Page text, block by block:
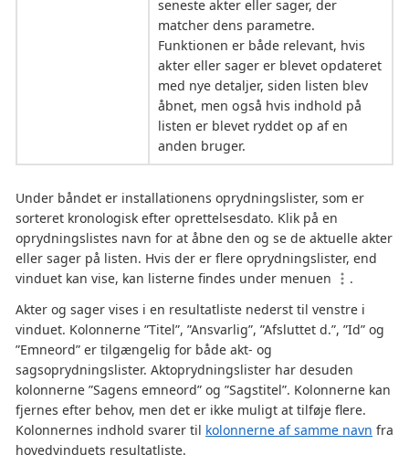
seneste akter eller sager, der
matcher dens parametre.
Funktionen er både relevant, hvis
akter eller sager er blevet opdateret
med nye detaljer, siden listen blev
åbnet, men også hvis indhold på
listen er blevet ryddet op af en
anden bruger.
Under båndet er installationens oprydningslister, som er
sorteret kronologisk efter oprettelsesdato. Klik på en
oprydningslistes navn for at åbne den og se de aktuelle akter
eller sager på listen. Hvis der er flere oprydningslister, end
vinduet kan vise, kan listerne findes under menuen
.
Akter og sager vises i en resultatliste nederst til venstre i
vinduet. Kolonnerne ”Titel”, ”Ansvarlig”, ”Afsluttet d.”, ”Id” og
”Emneord” er tilgængelig for både akt- og
sagsoprydningslister. Aktoprydningslister har desuden
kolonnerne ”Sagens emneord” og ”Sagstitel”. Kolonnerne kan
fjernes efter behov, men det er ikke muligt at tilføje flere.
Kolonnernes indhold svarer til kolonnerne af samme navn fra
hovedvinduets resultatliste.